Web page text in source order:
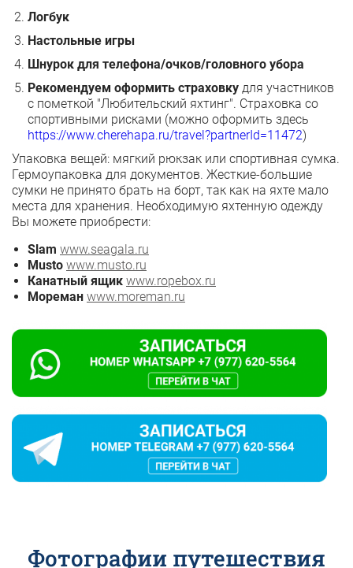
Логбук
Настольные игры
Шнурок для телефона/очков/головного убора
Рекомендуем оформить страховку для участников
с пометкой "Любительский яхтинг". Страховка со
спортивными рисками (можно оформить здесь
https://www.cherehapa.ru/travel?partnerId=11472)
Упаковка вещей: мягкий рюкзак или спортивная сумка.
Гермоупаковка для документов. Жесткие-большие
сумки не принято брать на борт, так как на яхте мало
места для хранения. Необходимую яхтенную одежду
Вы можете приобрести:
Slam www.seagala.ru
Musto www.musto.ru
Канатный ящик www.ropebox.ru
Мореман www.moreman.ru
Фотографии путешествия